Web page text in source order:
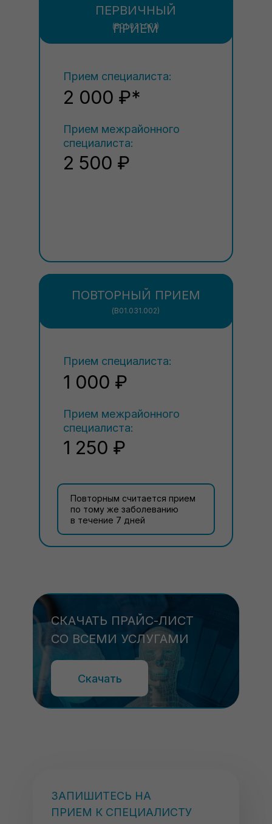
2 000 ₽*
Прием специалиста:
ПЕРВИЧНЫЙ
ПРИЕМ
Прием межрайонного
специалиста:
2 500 ₽
(В01.031.001)
(В01.031.002)
Повторным считается прием
по тому же заболеванию
в течение 7 дней
1 000 ₽
Прием специалиста:
ПОВТОРНЫЙ ПРИЕМ
Прием межрайонного
специалиста:
1 250 ₽
СКАЧАТЬ ПРАЙС-ЛИСТ
СО ВСЕМИ УСЛУГАМИ
Скачать
ЗАПИШИТЕСЬ НА
ПРИЕМ К СПЕЦИАЛИСТУ